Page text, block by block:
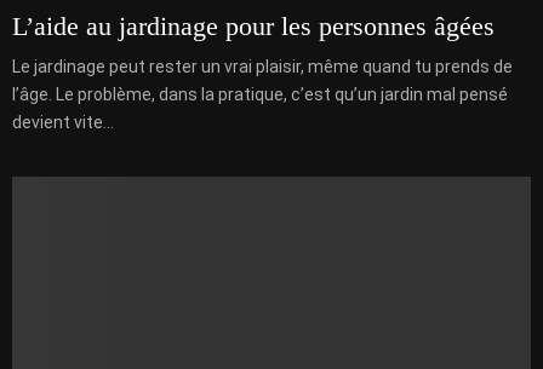
L’aide au jardinage pour les personnes âgées
Le jardinage peut rester un vrai plaisir, même quand tu prends de
l’âge. Le problème, dans la pratique, c’est qu’un jardin mal pensé
devient vite...